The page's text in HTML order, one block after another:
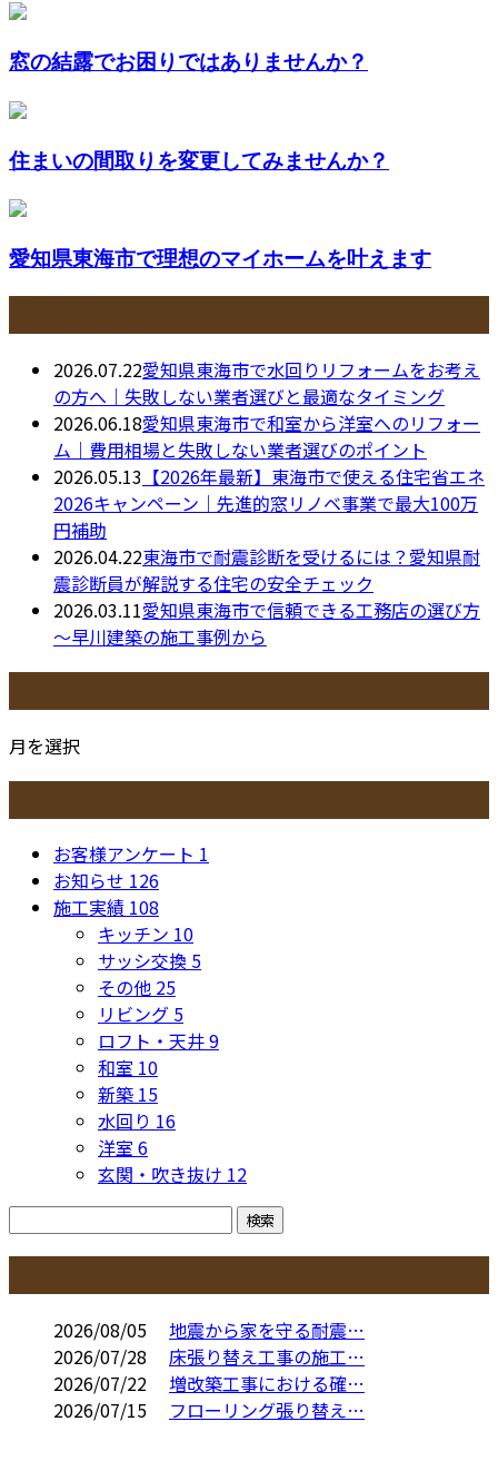
窓の結露でお困りではありませんか？
住まいの間取りを変更してみませんか？
愛知県東海市で理想のマイホームを叶えます
2026.07.22愛知県東海市で水回りリフォームをお考え
の方へ｜失敗しない業者選びと最適なタイミング
2026.06.18愛知県東海市で和室から洋室へのリフォー
ム｜費用相場と失敗しない業者選びのポイント
2026.05.13 【2026年最新】東海市で使える住宅省エネ
2026キャンペーン｜先進的窓リノベ事業で最大100万
円補助
2026.04.22東海市で耐震診断を受けるには？愛知県耐
震診断員が解説する住宅の安全チェック
2026.03.11愛知県東海市で信頼できる工務店の選び方
～早川建築の施工事例から
月を選択
お客様アンケート 1
お知らせ 126
施工実績 108
キッチン 10
サッシ交換 5
その他 25
リビング 5
ロフト・天井9
和室 10
新築 15
水回り 16
洋室 6
玄関・吹き抜け 12
2026/08/05
地震から家を守る耐震…
2026/07/28
床張り替え工事の施工…
2026/07/22
増改築工事における確…
2026/07/15
フローリング張り替え…